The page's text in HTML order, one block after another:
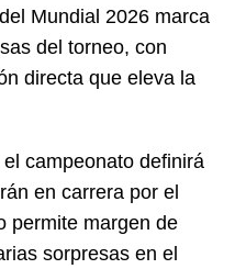
Mundial 2026 marca
del torneo, con
directa que eleva la
campeonato definirá
en carrera por el
permite margen de
sorpresas en el